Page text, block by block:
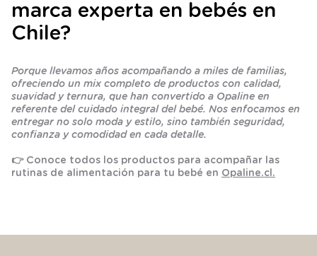
marca experta en bebés en
Chile?
Porque llevamos años acompañando a miles de familias,
ofreciendo un mix completo de productos con calidad,
suavidad y ternura, que han convertido a Opaline en
referente del cuidado integral del bebé. Nos enfocamos en
entregar no solo moda y estilo, sino también seguridad,
confianza y comodidad en cada detalle.
👉 Conoce todos los productos para acompañar las
rutinas de alimentación para tu bebé en Opaline.cl.